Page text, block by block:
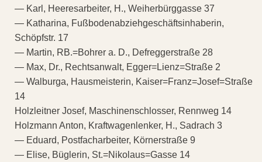
— Karl, Heeresarbeiter, H., Weiherbürggasse 37
— Katharina, Fußbodenabziehgeschäftsinhaberin,
Schöpfstr. 17
— Martin, RB.=Bohrer a. D., Defreggerstraße 28
— Max, Dr., Rechtsanwalt, Egger=Lienz=Straße 2
— Walburga, Hausmeisterin, Kaiser=Franz=Josef=Straße
14
Holzleitner Josef, Maschinenschlosser, Rennweg 14
Holzmann Anton, Kraftwagenlenker, H., Sadrach 3
— Eduard, Postfacharbeiter, Körnerstraße 9
— Elise, Büglerin, St.=Nikolaus=Gasse 14